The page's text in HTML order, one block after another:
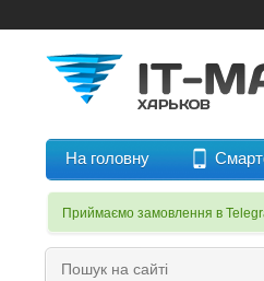
На головну
Приймаємо замовлення в